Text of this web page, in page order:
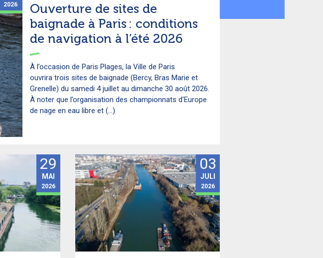
Ouverture de sites de
baignade à Paris : conditions
de navigation à l’été 2026
À l’occasion de Paris Plages, la Ville de Paris
ouvrira trois sites de baignade (Bercy, Bras Marie et
Grenelle) du samedi 4 juillet au dimanche 30 août 2026.
À noter que l’organisation des championnats d’Europe
de nage en eau libre et (...)
2026
29
MAI
2026
03
JULI
2026